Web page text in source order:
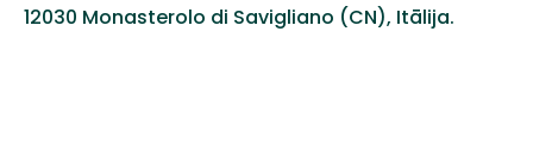
12030 Monasterolo di Savigliano (CN), Itālija.